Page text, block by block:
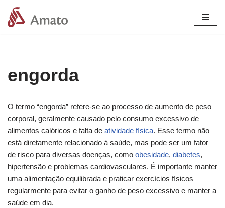
Pular
engorda
O termo “engorda” refere-se ao processo de aumento de peso
corporal, geralmente causado pelo consumo excessivo de
alimentos calóricos e falta de atividade física. Esse termo não
está diretamente relacionado à saúde, mas pode ser um fator
de risco para diversas doenças, como obesidade, diabetes,
hipertensão e problemas cardiovasculares. É importante manter
uma alimentação equilibrada e praticar exercícios físicos
regularmente para evitar o ganho de peso excessivo e manter a
saúde em dia.